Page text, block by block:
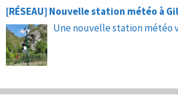
[RÉSEAU] Nouvelle station météo à
Une nouvelle station météo